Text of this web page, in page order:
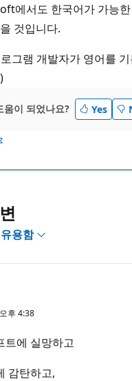
에서도 한국어가 가능
것입니다.
그램 개발자가 영어를
움이 되었나요? Yes
용함
후 4:38
트에 실망하고
감탄하고,